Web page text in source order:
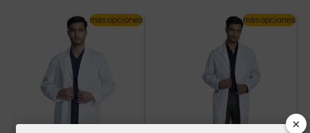
más opciones más opciones
×